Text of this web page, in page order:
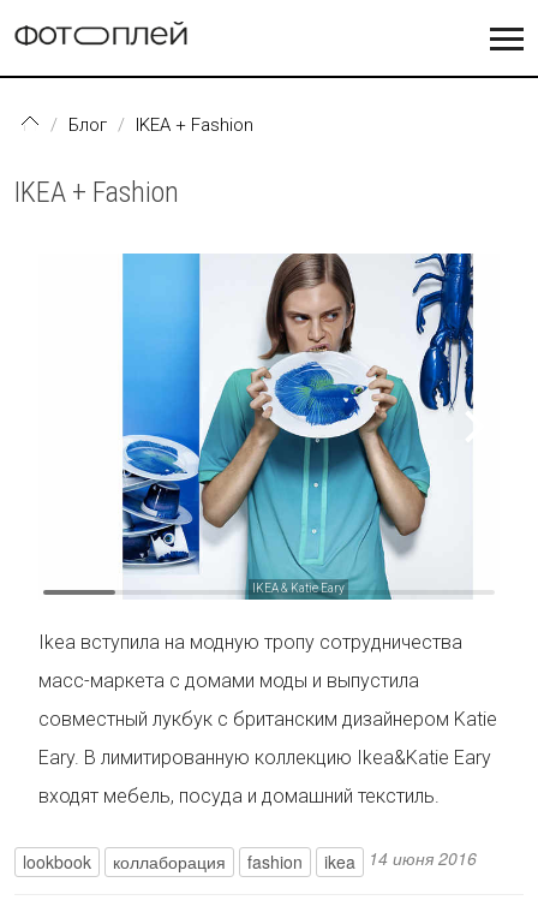
Блог IKEA + Fashion
IKEA + Fashion
IKEA & Katie Eary
Ikea вступила на модную тропу сотрудничества
масс-маркета с домами моды и выпустила
совместный лукбук с британским дизайнером Katie
Eary. В лимитированную коллекцию Ikea&Katie Eary
входят мебель, посуда и домашний текстиль.
lookbook коллаборация fashion ikea 14 июня 2016